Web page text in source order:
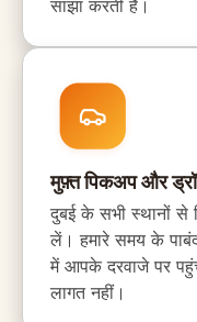
साझा करती है।
मुफ़्त पिकअप और
दुबई के सभी स्थानों से
लें। हमारे समय के पाबंद
में आपके दरवाजे पर
लागत नहीं।